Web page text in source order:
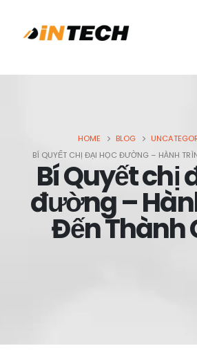
HOME BLOG
BÍ QUYẾT CHỊ ĐẠI HỌC ĐƯỜNG – HÀNH
Bí Quyết chị
đường –
Đến Thành